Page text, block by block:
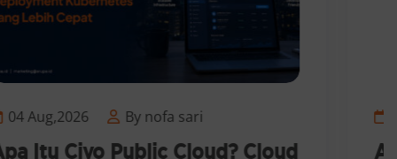
04 Aug,2026 By nofa sari
Apa Itu Managed Kubernetes?